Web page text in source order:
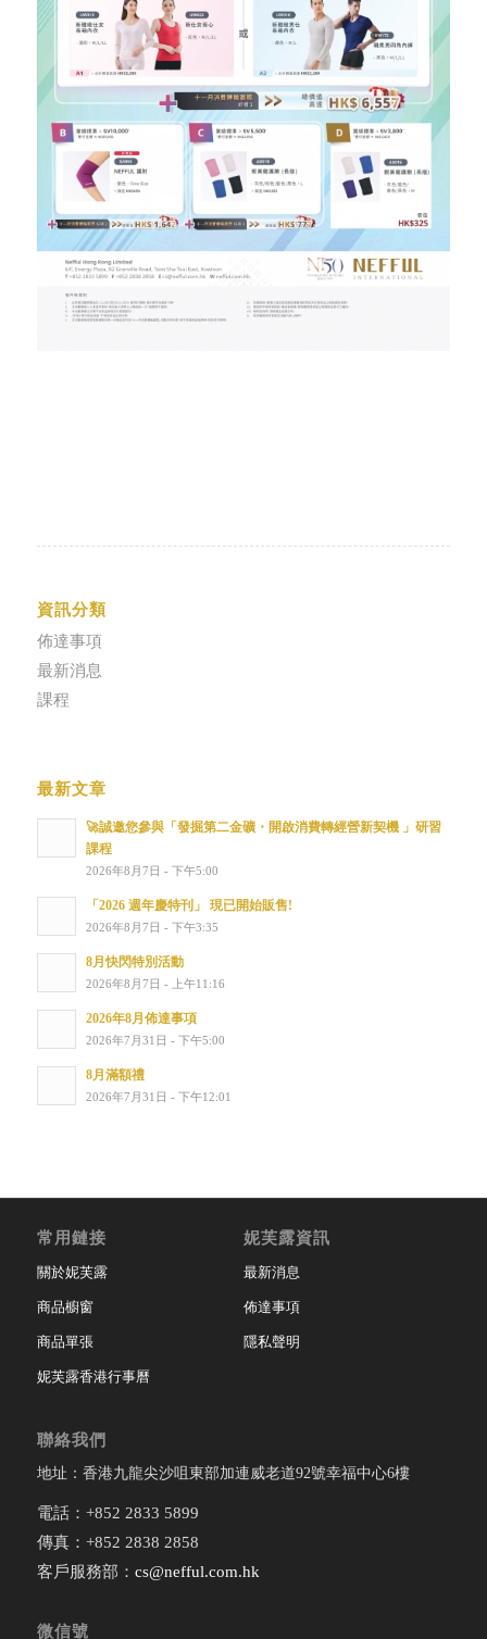
資訊分類
佈達事項
最新消息
課程
最新文章
🚀誠邀您參與「發掘第二金礦・開啟消費轉經營新契機 」研習
課程
2026年8月7日 - 下午5:00
「2026 週年慶特刊」 現已開始販售!
2026年8月7日 - 下午3:35
8月快閃特別活動
2026年8月7日 - 上午11:16
2026年8月佈達事項
2026年7月31日 - 下午5:00
8月滿額禮
2026年7月31日 - 下午12:01
常用鏈接
關於妮芙露
商品櫥窗
商品單張
妮芙露香港行事曆
妮芙露資訊
最新消息
佈達事項
隱私聲明
聯絡我們
地址：香港九龍尖沙咀東部加連威老道92號幸福中心6樓
電話：+852 2833 5899
傳真：+852 2838 2858
客戶服務部： cs@nefful.com.hk
微信號